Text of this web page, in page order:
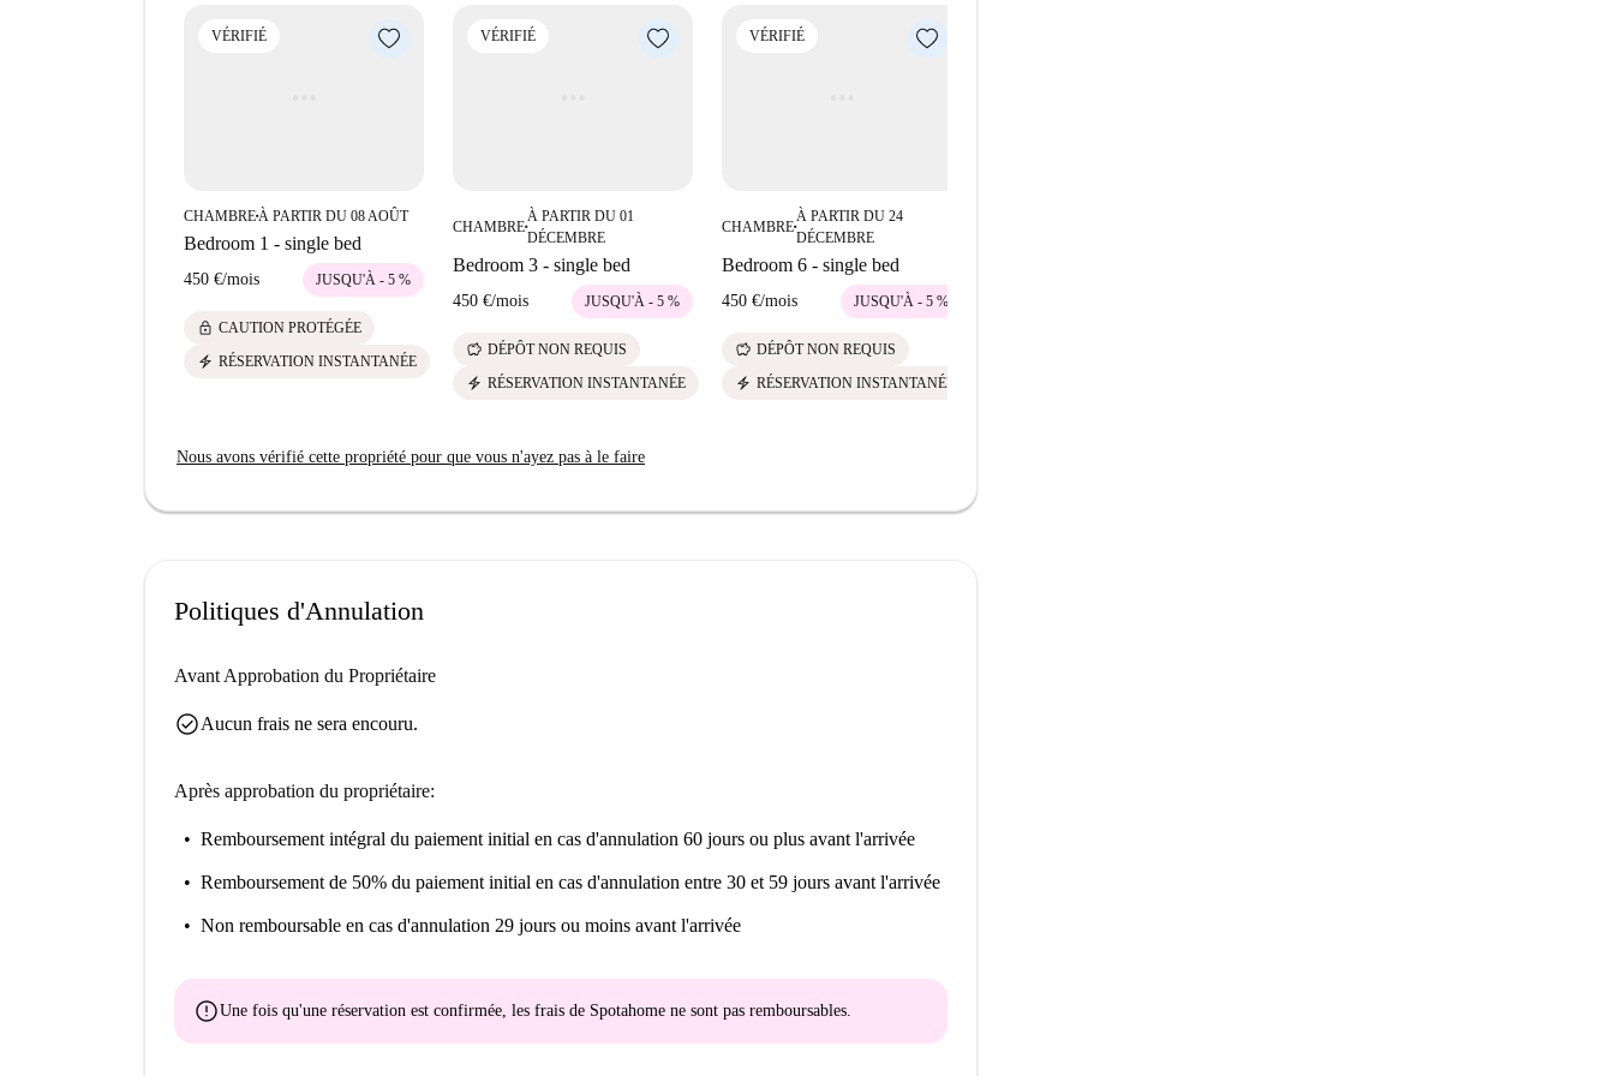
services. L'Université de Chypre (Panepistimio Kyprou-Kentrika Ktiria) se trouve à proximité. À
VÉRIFIÉ
CHAMBRE■À PARTIR DU 08 AOÛT
Bedroom 1 - single bed
450 €/mois JUSQU'À - 5 %
lock CAUTION PROTÉGÉE
electric_bolt RÉSERVATION INSTANTANÉE
VÉRIFIÉ
CHAMBRE■
À PARTIR DU 01
DÉCEMBRE
Bedroom 3 - single bed
450 €/mois JUSQU'À - 5 %
savings DÉPÔT NON REQUIS
electric_bolt RÉSERVATION INSTANTANÉE
VÉRIFIÉ
CHAMBRE■
À PARTIR DU 24
DÉCEMBRE
Bedroom 6 - single bed
450 €/mois JUSQU'À - 5 %
savings DÉPÔT NON REQUIS
electric_bolt RÉSERVATION INSTANTANÉE
Nous avons vérifié cette propriété pour que vous n'ayez pas à le faire
Politiques d'Annulation
Avant Approbation du Propriétaire
check_circleAucun frais ne sera encouru.
Après approbation du propriétaire:
Remboursement intégral du paiement initial en cas d'annulation 60 jours ou plus avant l'arrivée
Remboursement de 50% du paiement initial en cas d'annulation entre 30 et 59 jours avant l'arrivée
Non remboursable en cas d'annulation 29 jours ou moins avant l'arrivée
errorUne fois qu'une réservation est confirmée, les frais de Spotahome ne sont pas remboursables